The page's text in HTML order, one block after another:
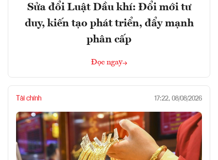
Sửa đổi Luật Dầu khí: Đổi mới tư
duy, kiến tạo phát triển, đẩy mạnh
phân cấp
Đọc ngay
Tài chính 17:22, 08/08/2026